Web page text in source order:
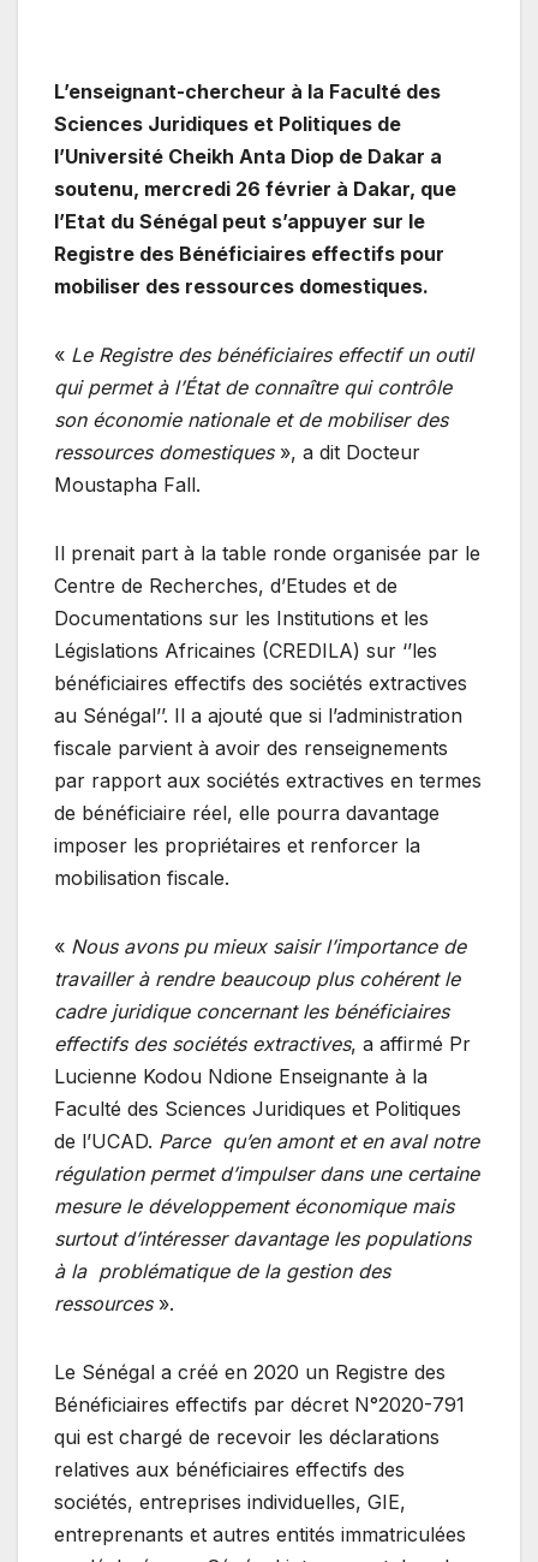
L’enseignant-chercheur à la Faculté des
Sciences Juridiques et Politiques de
l’Université Cheikh Anta Diop de Dakar a
soutenu, mercredi 26 février à Dakar, que
l’Etat du Sénégal peut s’appuyer sur le
Registre des Bénéficiaires effectifs pour
mobiliser des ressources domestiques.
« Le Registre des bénéficiaires effectif un outil
qui permet à l’État de connaître qui contrôle
son économie nationale et de mobiliser des
ressources domestiques», a dit Docteur
Moustapha Fall.
Il prenait part à la table ronde organisée par le
Centre de Recherches, d’Etudes et de
Documentations sur les Institutions et les
Législations Africaines (CREDILA) sur ‘’les
bénéficiaires effectifs des sociétés extractives
au Sénégal’’. Il a ajouté que si l’administration
fiscale parvient à avoir des renseignements
par rapport aux sociétés extractives en termes
de bénéficiaire réel, elle pourra davantage
imposer les propriétaires et renforcer la
mobilisation fiscale.
« Nous avons pu mieux saisir l’importance de
travailler à rendre beaucoup plus cohérent le
cadre juridique concernant les bénéficiaires
effectifs des sociétés extractives, a affirmé Pr
Lucienne Kodou Ndione Enseignante à la
Faculté des Sciences Juridiques et Politiques
de l’UCAD. Parce qu’en amont et en aval notre
régulation permet d’impulser dans une certaine
mesure le développement économique mais
surtout d’intéresser davantage les populations
à la problématique de la gestion des
ressources».
Le Sénégal a créé en 2020 un Registre des
Bénéficiaires effectifs par décret N°2020-791
qui est chargé de recevoir les déclarations
relatives aux bénéficiaires effectifs des
sociétés, entreprises individuelles, GIE,
entreprenants et autres entités immatriculées